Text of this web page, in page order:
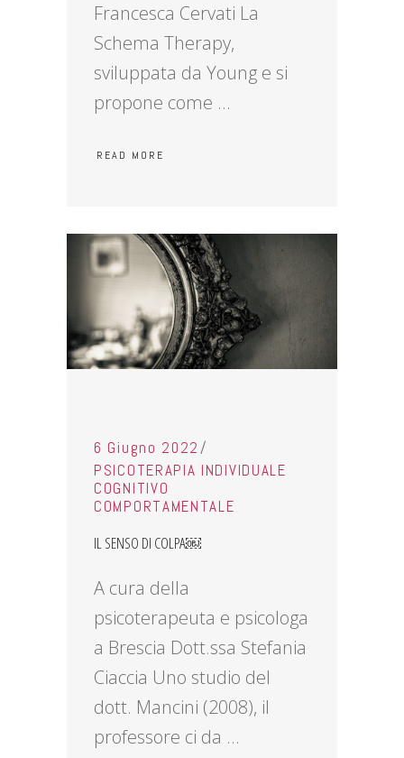
Francesca Cervati La
Schema Therapy,
sviluppata da Young e si
propone come
READ MORE
6 Giugno 2022
PSICOTERAPIA INDIVIDUALE
COGNITIVO
COMPORTAMENTALE
IL SENSO DI COLPA￼
A cura della
psicoterapeuta e psicologa
a Brescia Dott.ssa Stefania
Ciaccia Uno studio del
dott. Mancini (2008), il
professore ci da